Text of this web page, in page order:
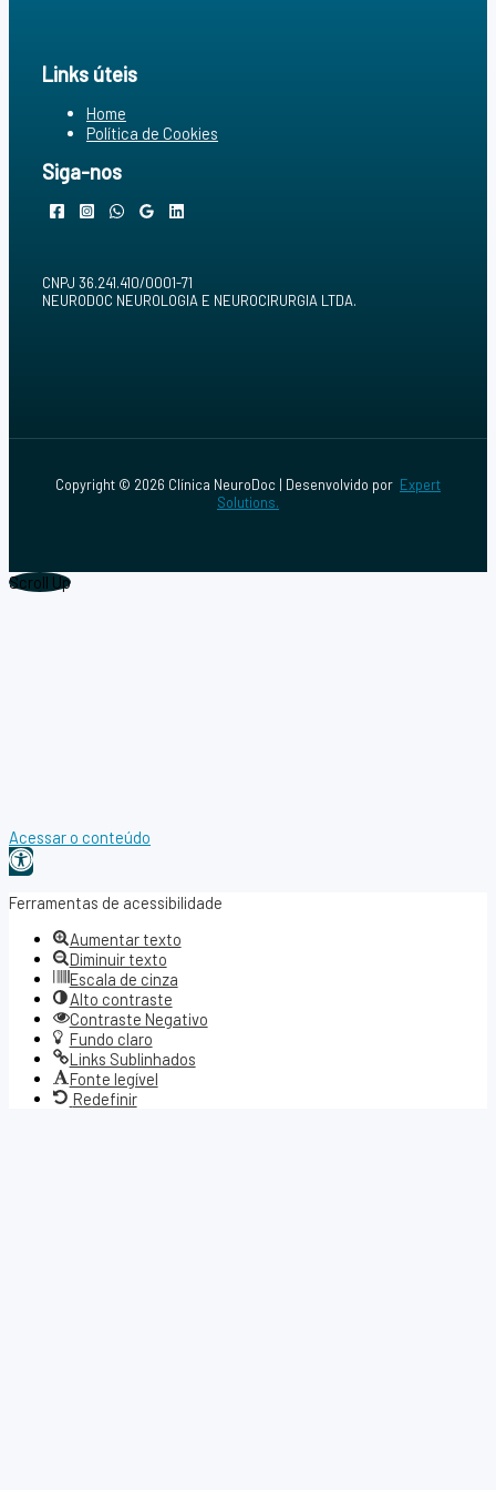
Links úteis
Home
Política de Cookies
Siga-nos
CNPJ 36.241.410/0001-71
NEURODOC NEUROLOGIA E NEUROCIRURGIA LTDA.
Copyright © 2026 Clínica NeuroDoc | Desenvolvido por Expert
Solutions.
Scroll Up
Acessar o conteúdo
Abrir
a
barra
ferramentas
Ferramentas de acessibilidade
Aumentar texto
Diminuir texto
Escala de cinza
Alto contraste
Contraste Negativo
Fundo claro
Links Sublinhados
Fonte legível
Redefinir